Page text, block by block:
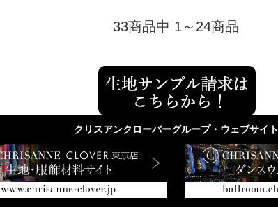
33商品中 1～24商品
クリスアンクローバーグループ・ウェブサイト